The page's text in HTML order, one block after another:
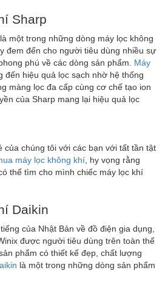
Sharp
một trong những dòng máy lọc không
đem đến cho người tiêu dùng nhiều sự
phú về các dòng sản phẩm. Máy
đến hiệu quả lọc sạch nhờ hệ thống
màng lọc đa cấp cùng cơ chế tạo ion
của Sharp mang lại hiệu quả lọc
của chúng tôi với các bạn với tất tần tật
máy lọc không khí , hy vọng rằng
thể tìm cho mình chiếc máy lọc khí
Daikin
của Nhật Bản về đồ điện gia dụng,
được người tiêu dùng trên toàn thế
phẩm có thiết kế đẹp, chất lượng
là một trong những dòng sản phẩm